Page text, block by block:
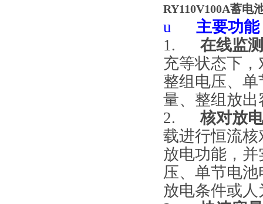
RY110V100A蓄电
u 主要功能
1. 在线监
充等状态下
整组电压、
量、整组放出
2.核对放
载进行恒流
放电功能，
压、单节电
放电条件或